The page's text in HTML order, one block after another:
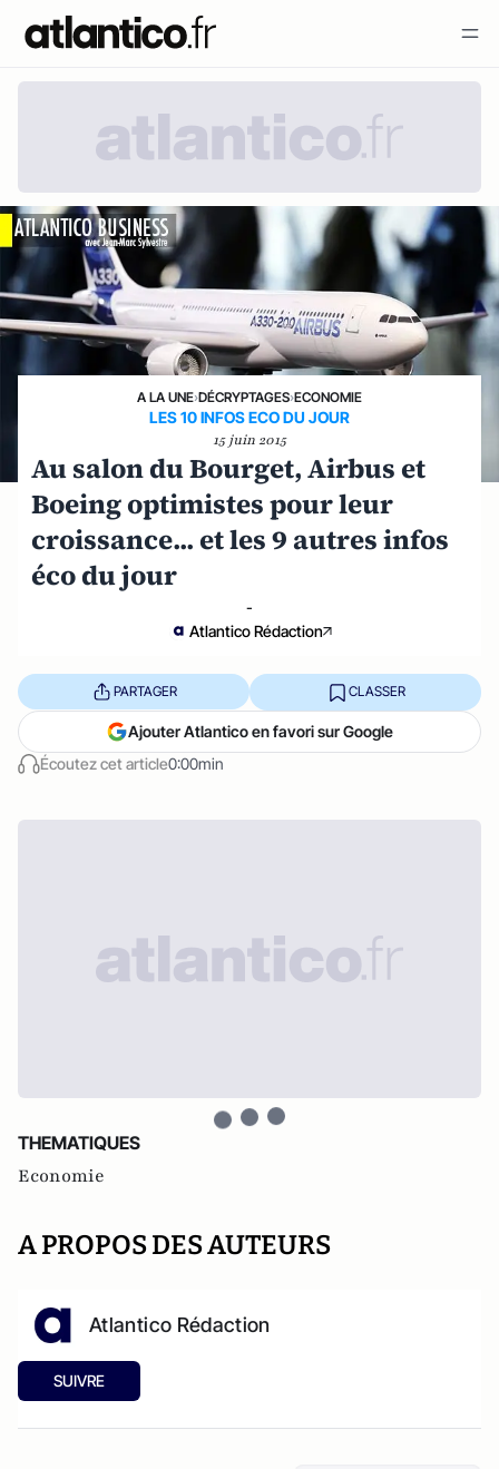
A LA UNE›DÉCRYPTAGES›ECONOMIE
LES 10 INFOS ECO DU JOUR
15 juin 2015
Au salon du Bourget, Airbus et
Boeing optimistes pour leur
croissance... et les 9 autres infos
éco du jour
-
Atlantico Rédaction
Écoutez cet article0:00min
PARTAGER CLASSER
Ajouter Atlantico en favori sur Google
THEMATIQUES
Economie
A PROPOS DES AUTEURS
Atlantico Rédaction
SUIVRE